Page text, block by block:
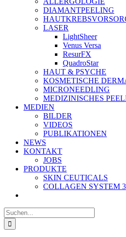
DIAMANTPEELING
LASER
LightSheer
Venus Versa
ResurFX
QuadroStar
HAUT & PSYCHE
KOSMETISCHE
MICRONEEDLING
MEDIZINISCHES
MEDIEN
BILDER
VIDEOS
PUBLIKATIONEN
NEWS
KONTAKT
JOBS
PRODUKTE
SKIN CEUTICALS
COLLAGEN SYSTEM
Suche
nach: